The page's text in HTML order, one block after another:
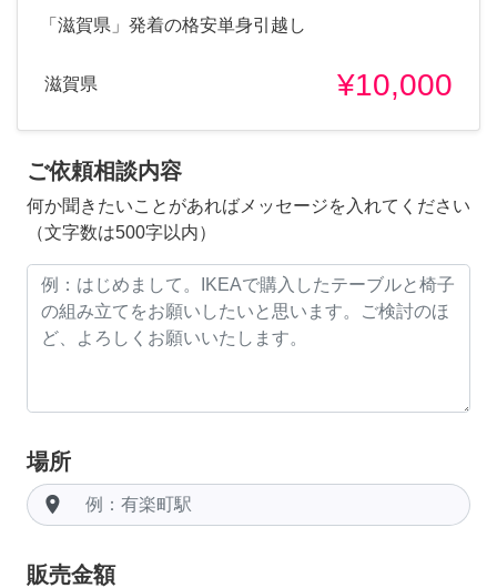
「滋賀県」発着の格安単身引越し
滋賀県 ¥10,000
ご依頼相談内容
何か聞きたいことがあればメッセージを入れてください
（文字数は500字以内）
場所
room
販売金額